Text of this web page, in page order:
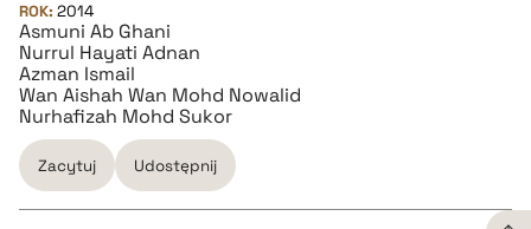
ROK: 2014
Asmuni Ab Ghani
Nurrul Hayati Adnan
Azman Ismail
Wan Aishah Wan Mohd Nowalid
Nurhafizah Mohd Sukor
Zacytuj Udostępnij